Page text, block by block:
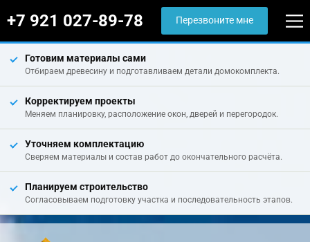
+7 921 027-89-78 Перезвоните мне
Готовим материалы сами
Отбираем древесину и подготавливаем детали домокомплекта.
Корректируем проекты
Меняем планировку, расположение окон, дверей и перегородок.
Уточняем комплектацию
Сверяем материалы и состав работ до окончательного расчёта.
Планируем строительство
Согласовываем подготовку участка и последовательность этапов.